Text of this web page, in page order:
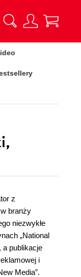
z
branży
niezwykłe
„National
a publikacje
i
Media”.